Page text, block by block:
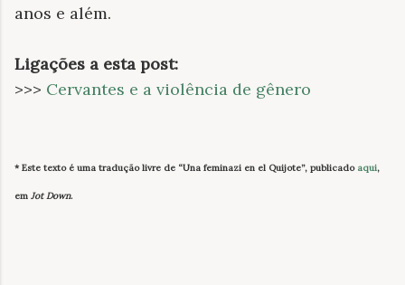
anos e além.
Ligações a esta post:
>>> Cervantes e a violência de gênero
* Este texto é uma tradução livre de “Una feminazi en el Quijote”, publicado aqui,
em Jot Down.